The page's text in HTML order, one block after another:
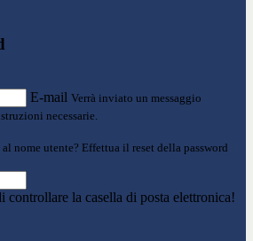
E-mail Verrà inviato un messaggio
necessarie.
nome utente? Effettua il reset della password
controllare la casella di posta elettronica!